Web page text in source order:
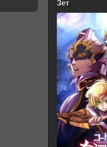
Зет